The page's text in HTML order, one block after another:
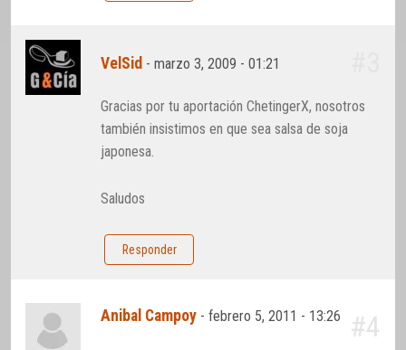
VelSid -marzo 3, 2009 - 01:21
Gracias por tu aportación ChetingerX, nosotros
también insistimos en que sea salsa de soja
japonesa.
Saludos
Responder
Anibal Campoy -febrero 5, 2011 - 13:26 #4